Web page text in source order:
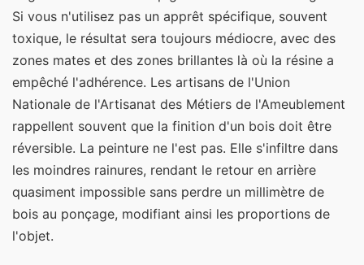
Si vous n'utilisez pas un apprêt spécifique, souvent
toxique, le résultat sera toujours médiocre, avec des
zones mates et des zones brillantes là où la résine a
empêché l'adhérence. Les artisans de l'Union
Nationale de l'Artisanat des Métiers de l'Ameublement
rappellent souvent que la finition d'un bois doit être
réversible. La peinture ne l'est pas. Elle s'infiltre dans
les moindres rainures, rendant le retour en arrière
quasiment impossible sans perdre un millimètre de
bois au ponçage, modifiant ainsi les proportions de
l'objet.